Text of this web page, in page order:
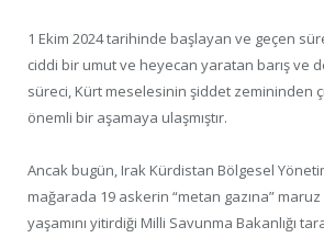
1 Ekim 2024 tarihinde başlayan ve geçen
ciddi bir umut ve heyecan yaratan barış ve
süreci, Kürt meselesinin şiddet zemininden
önemli bir aşamaya ulaşmıştır.
Ancak bugün, Irak Kürdistan Bölgesel
mağarada 19 askerin “metan gazına” maruz
yaşamını yitirdiği Milli Savunma Bakanlığı